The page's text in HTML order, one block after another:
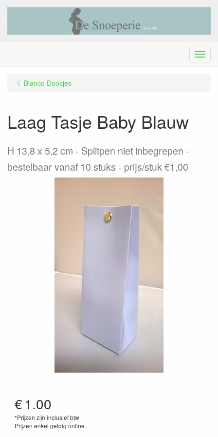
Menu
Blanco Doosjes
Laag Tasje Baby Blauw
H 13,8 x 5,2 cm - Splitpen niet inbegrepen -
bestelbaar vanaf 10 stuks - prijs/stuk €1,00
€1.00
*Prijzen zijn inclusief btw
Prijzen enkel geldig online.